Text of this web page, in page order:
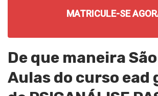
MATRICULE-SE
De que maneira
Aulas do curso